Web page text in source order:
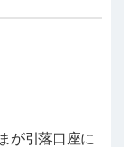
が引落口座に